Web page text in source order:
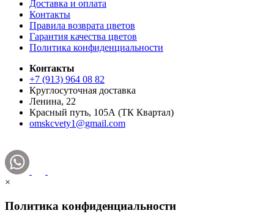
Доставка и оплата
Контакты
Правила возврата цветов
Гарантия качества цветов
Политика конфиденциальности
Контакты
+7 (913) 964 08 82
Круглосуточная доставка
Ленина, 22
Красный путь, 105А (ТК Квартал)
omskcvety1@gmail.com
×
Политика конфиденциальности